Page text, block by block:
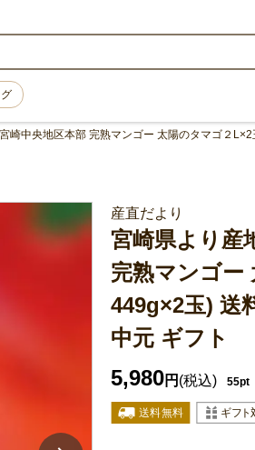
崎中央地区本部 完熟マンゴー 太陽のタマゴ２
産直だより
宮崎県より産
完熟マンゴー
449g×2玉) 送
中元 ギフト
5,980円 (税込) 55pt